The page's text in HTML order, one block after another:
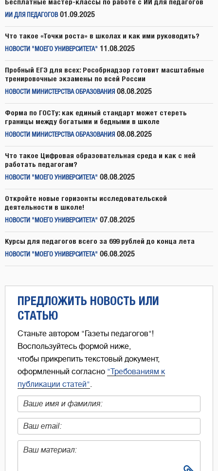
ИИ ДЛЯ ПЕДАГОГОВ 01.09.2025
Что такое «Точки роста» в школах и как ими руководить?
НОВОСТИ "МОЕГО УНИВЕРСИТЕТА" 11.08.2025
Пробный ЕГЭ для всех: Рособрнадзор готовит масштабные
тренировочные экзамены по всей России
НОВОСТИ МИНИСТЕРСТВА ОБРАЗОВАНИЯ 08.08.2025
Форма по ГОСТу: как единый стандарт может стереть
границы между богатыми и бедными в школе
НОВОСТИ МИНИСТЕРСТВА ОБРАЗОВАНИЯ 08.08.2025
Что такое Цифровая образовательная среда и как с ней
работать педагогам?
НОВОСТИ "МОЕГО УНИВЕРСИТЕТА" 08.08.2025
Откройте новые горизонты исследовательской
деятельности в школе!
НОВОСТИ "МОЕГО УНИВЕРСИТЕТА" 07.08.2025
Курсы для педагогов всего за 699 рублей до конца лета
НОВОСТИ "МОЕГО УНИВЕРСИТЕТА" 06.08.2025
ПРЕДЛОЖИТЬ НОВОСТЬ ИЛИ
СТАТЬЮ
Станьте автором "Газеты педагогов"!
Воспользуйтесь формой ниже,
чтобы прикрепить текстовый документ,
оформленный согласно "Требованиям к
публикации статей"